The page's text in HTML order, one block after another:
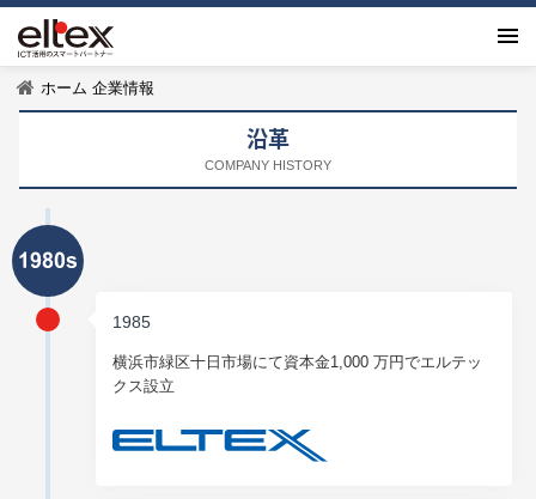
ホーム 企業情報
沿革
COMPANY HISTORY
1985
横浜市緑区十日市場にて資本金1,000 万円でエルテッ
クス設立